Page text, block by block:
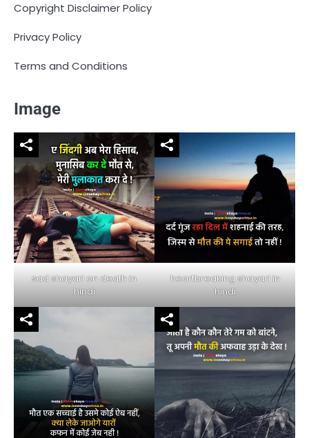
Copyright Disclaimer Policy
Privacy Policy
Terms and Conditions
Image
sad shayari on death in
hindi
heartbreaking shayari in
hindi